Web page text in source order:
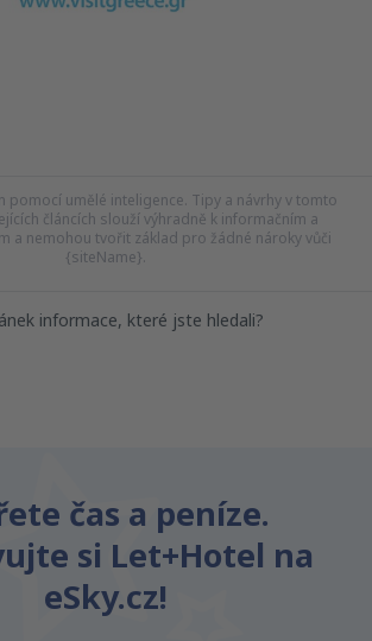
pomocí umělé inteligence. Tipy a návrhy v tomto
článcích slouží výhradně k informačním a
a nemohou tvořit základ pro žádné nároky vůči
{siteName}.
informace, které jste hledali?
informace
téma
čas a peníze.
si Let+Hotel na
eSky.cz!